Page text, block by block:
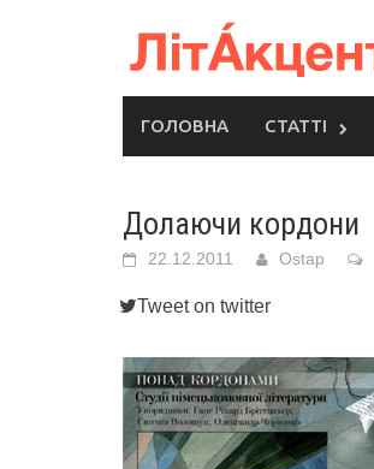
ГОЛОВНА СТАТТІ
Долаючи кордони
22.12.2011 Ostap
Tweet on twitter